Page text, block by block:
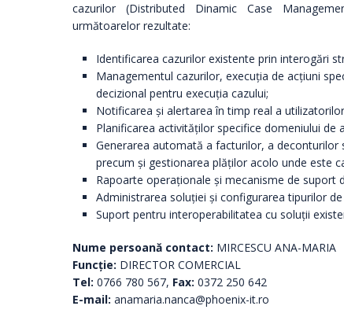
cazurilor (Distributed Dinamic Case
următoarelor rezultate:
Identificarea cazurilor existente prin interogări
Managementul cazurilor, execuția de acțiuni
decizional pentru execuția cazului;
Notificarea și alertarea în timp real a
Planificarea activităților specifice domeniului de
Generarea automată a facturilor, a
precum și gestionarea plăților acolo unde este
Rapoarte operaționale și mecanisme de suport
Administrarea soluției și configurarea tipurilor de
Suport pentru interoperabilitatea cu soluții
Nume persoană contact: MIRCESCU ANA-MARIA
Funcţie: DIRECTOR COMERCIAL
Tel: 0766 780 567, Fax: 0372 250 642
E-mail: anamaria.nanca@phoenix-it.ro